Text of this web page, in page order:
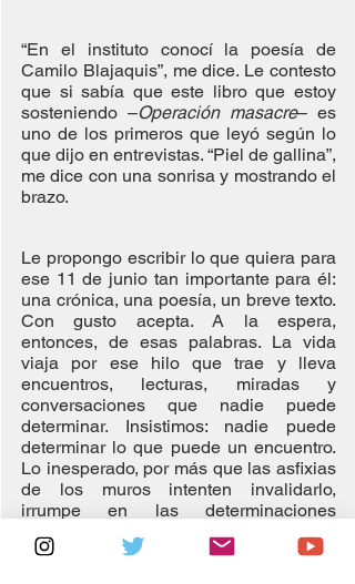
“En el instituto conocí la poesía de
Camilo Blajaquis”, me dice. Le contesto
que si sabía que este libro que estoy
sosteniendo –Operación masacre– es
uno de los primeros que leyó según lo
que dijo en entrevistas. “Piel de gallina”,
me dice con una sonrisa y mostrando el
brazo.
Le propongo escribir lo que quiera para
ese 11 de junio tan importante para él:
una crónica, una poesía, un breve texto.
Con gusto acepta. A la espera,
entonces, de esas palabras. La vida
viaja por ese hilo que trae y lleva
encuentros, lecturas, miradas y
conversaciones que nadie puede
determinar. Insistimos: nadie puede
determinar lo que puede un encuentro.
Lo inesperado, por más que las asfixias
de los muros intenten invalidarlo,
irrumpe en las determinaciones
estériles de planes, consignas, notas y
programas, encontrando pliegues por